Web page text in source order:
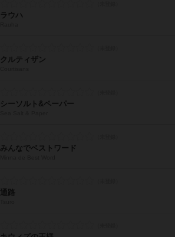
ラウハ
クルティザン
シーソルト&ペーパー
みんなでベストワード
通路